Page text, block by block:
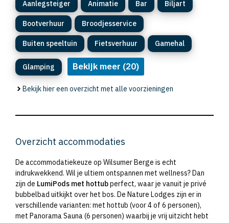
Aanlegsteiger
Animatie Bar Biljart
Bootverhuur Broodjesservice
Buiten speeltuin Fietsverhuur Gamehal
Glamping Bekijk meer (20)
Bekijk hier een overzicht met alle voorzieningen
Overzicht accommodaties
De accommodatiekeuze op Wilsumer Berge is echt
indrukwekkend. Wil je ultiem ontspannen met wellness? Dan
zijn de LumiPods met hottubperfect, waar je vanuit je privé
bubbelbad uitkijkt over het bos. De Nature Lodges zijn er in
verschillende varianten: met hottub (voor 4 of 6 personen),
met Panorama Sauna (6 personen) waarbij je vrij uitzicht hebt